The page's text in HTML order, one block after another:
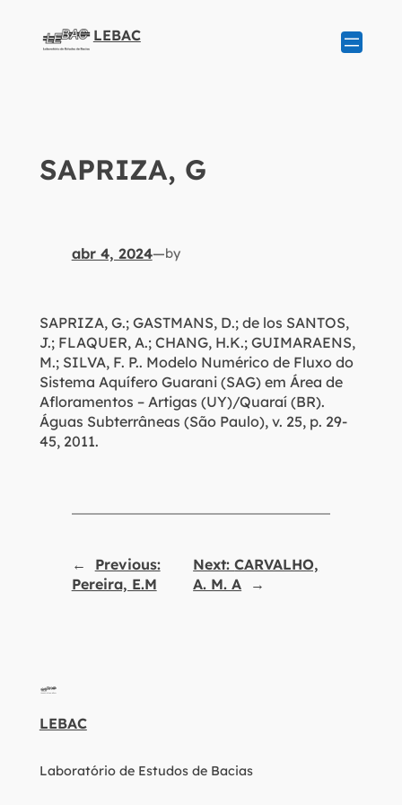
LEBAC
SAPRIZA, G
abr 4, 2024—by
SAPRIZA, G.; GASTMANS, D.; de los SANTOS,
J.; FLAQUER, A.; CHANG, H.K.; GUIMARAENS,
M.; SILVA, F. P.. Modelo Numérico de Fluxo do
Sistema Aquífero Guarani (SAG) em Área de
Afloramentos – Artigas (UY)/Quaraí (BR).
Águas Subterrâneas (São Paulo), v. 25, p. 29-
45, 2011.
←
Previous:
Pereira, E.M
Next:CARVALHO,
A. M. A
→
LEBAC
Laboratório de Estudos de Bacias